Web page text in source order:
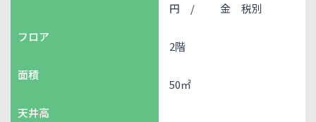
円 /
金 税別
フロア
2階
面積
50㎡
天井高